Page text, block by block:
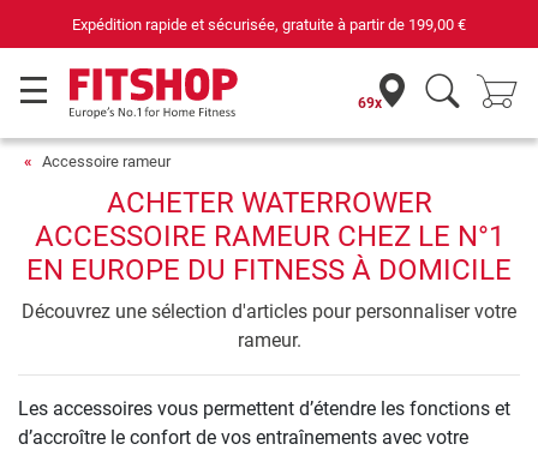
Expédition rapide et sécurisée, gratuite à partir de199,00 €
69x
Accessoire rameur
ACHETER WATERROWER
ACCESSOIRE RAMEUR CHEZ LE N°1
EN EUROPE DU FITNESS À DOMICILE
Découvrez une sélection d'articles pour personnaliser votre
rameur.
Les accessoires vous permettent d’étendre les fonctions et
d’accroître le confort de vos entraînements avec votre